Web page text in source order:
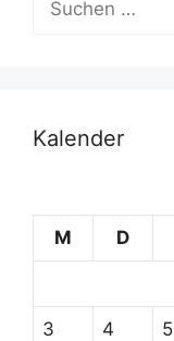
nach:
Kalender
M
D
3 4 5